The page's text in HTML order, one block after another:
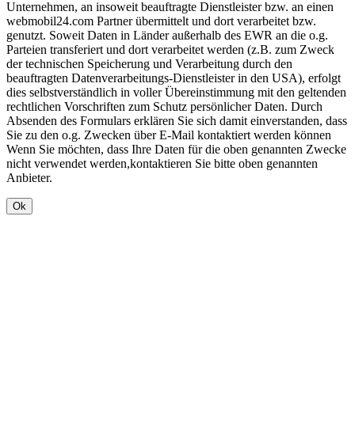
Unternehmen, an insoweit beauftragte Dienstleister bzw. an einen
webmobil24.com Partner übermittelt und dort verarbeitet bzw.
genutzt. Soweit Daten in Länder außerhalb des EWR an die o.g.
Parteien transferiert und dort verarbeitet werden (z.B. zum Zweck
der technischen Speicherung und Verarbeitung durch den
beauftragten Datenverarbeitungs-Dienstleister in den USA), erfolgt
dies selbstverständlich in voller Übereinstimmung mit den geltenden
rechtlichen Vorschriften zum Schutz persönlicher Daten. Durch
Absenden des Formulars erklären Sie sich damit einverstanden, dass
Sie zu den o.g. Zwecken über E-Mail kontaktiert werden können
Wenn Sie möchten, dass Ihre Daten für die oben genannten Zwecke
nicht verwendet werden,kontaktieren Sie bitte oben genannten
Anbieter.
Ok